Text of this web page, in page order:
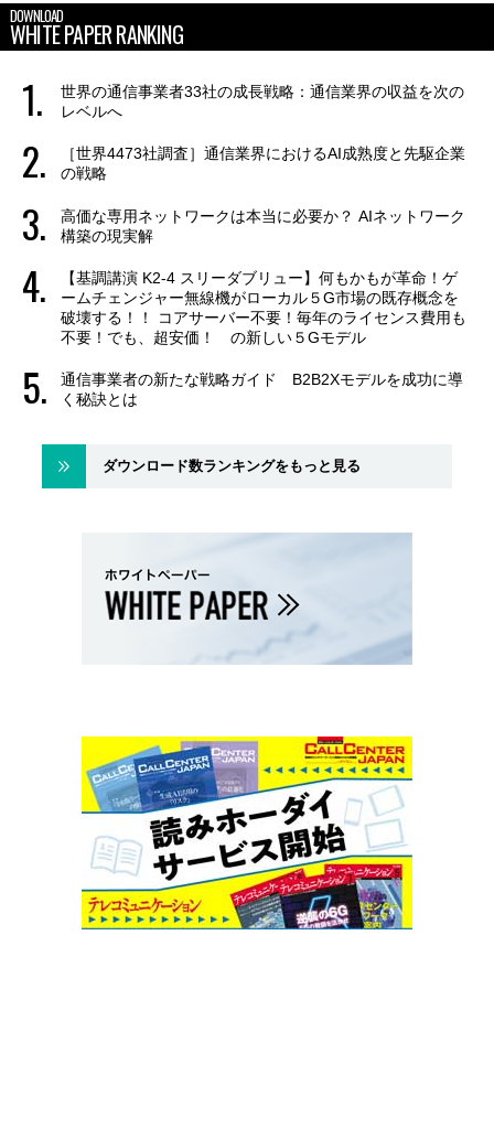
DOWNLOAD
WHITE PAPER RANKING
世界の通信事業者33社の成長戦略：通信業界の収益を次の
レベルへ
［世界4473社調査］通信業界におけるAI成熟度と先駆企業
の戦略
高価な専用ネットワークは本当に必要か？ AIネットワーク
構築の現実解
【基調講演 K2-4 スリーダブリュー】何もかもが革命！ゲ
ームチェンジャー無線機がローカル５G市場の既存概念を
破壊する！！ コアサーバー不要！毎年のライセンス費用も
不要！でも、超安価！ の新しい５Gモデル
通信事業者の新たな戦略ガイド B2B2Xモデルを成功に導
く秘訣とは
ダウンロード数ランキングをもっと見る